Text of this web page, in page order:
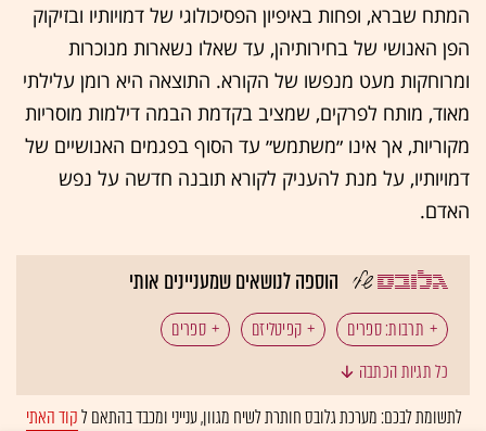
המתח שברא, ופחות באיפיון הפסיכולוגי של דמויותיו ובזיקוק
הפן האנושי של בחירותיהן, עד שאלו נשארות מנוכרות
ומרוחקות מעט מנפשו של הקורא. התוצאה היא רומן עלילתי
מאוד, מותח לפרקים, שמציב בקדמת הבמה דילמות מוסריות
מקוריות, אך אינו ״משתמש״ עד הסוף בפגמים האנושיים של
דמויותיו, על מנת להעניק לקורא תובנה חדשה על נפש
האדם.
הוספה לנושאים שמעניינים אותי
תרבות: ספרים קפיטליזם ספרים
כל תגיות הכתבה
לתשומת לבכם: מערכת גלובס חותרת לשיח מגוון, ענייני ומכבד בהתאם לקוד האתי